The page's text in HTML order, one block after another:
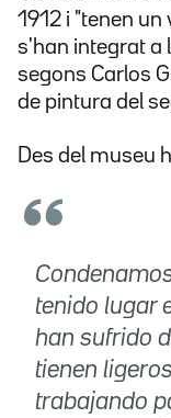
1912 i "tenen
s'han integrat a
segons Carlos
de pintura del
Des del museu
tenido lugar
han sufrido
tienen
trabajando